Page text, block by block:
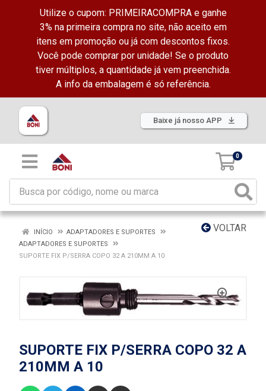
Utilize o cupom: PRIMEIRACOMPRA e ganhe
3% na primeira compra no site, não aceito em
itens em promoção ou já com descontos fixos.
Você pode comprar por unidade! Se o produto
tiver múltiplos, a quantidade já vem preenchida.
A info da embalagem é só referência.
Baixe já nosso APP
0
VOLTAR
INÍCIO
ADAPTADORES E SUPORTES
ADAPTADORES E SUPORTES
SUPORTE FIX P/SERRA COPO 32 A 210MM A 10
SUPORTE FIX P/SERRA COPO 32 A
210MM A 10